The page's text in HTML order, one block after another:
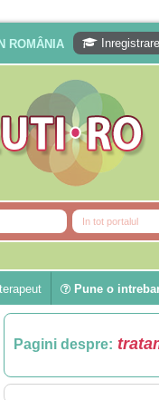
ROMÂNIA
Pune o
Pagini despre: